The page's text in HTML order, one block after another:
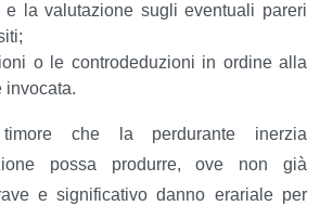
e la valutazione sugli eventuali pareri
o le controdeduzioni in ordine alla
invocata.
che la perdurante inerzia
possa produrre, ove non già
e significativo danno erariale per